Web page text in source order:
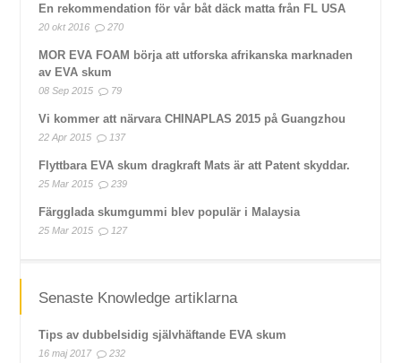
En rekommendation för vår båt däck matta från FL USA
20 okt 2016 270
MOR EVA FOAM börja att utforska afrikanska marknaden
av EVA skum
08 Sep 2015 79
Vi kommer att närvara CHINAPLAS 2015 på Guangzhou
22 Apr 2015 137
Flyttbara EVA skum dragkraft Mats är att Patent skyddar.
25 Mar 2015 239
Färgglada skumgummi blev populär i Malaysia
25 Mar 2015 127
Senaste Knowledge artiklarna
Tips av dubbelsidig självhäftande EVA skum
16 maj 2017 232